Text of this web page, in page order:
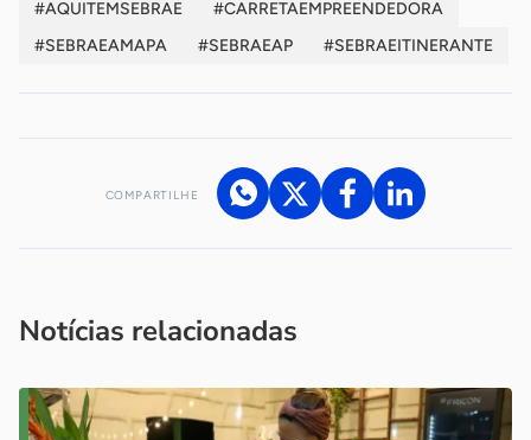
#AQUITEMSEBRAE
#CARRETAEMPREENDEDORA
#SEBRAEAMAPA
#SEBRAEAP #SEBRAEITINERANTE
COMPARTILHE
Notícias relacionadas